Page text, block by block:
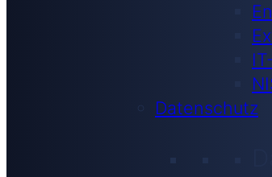
Datenschutz